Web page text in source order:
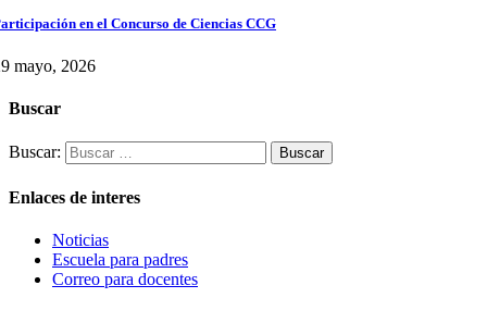
en el Concurso de Ciencias CCG
mayo, 2026
Buscar
Buscar:
Enlaces de interes
Noticias
Escuela para padres
Correo para docentes